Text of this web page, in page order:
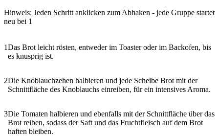
Hinweis: Jeden Schritt anklicken zum Abhaken - jede Gruppe startet
neu bei 1
1Das Brot leicht rösten, entweder im Toaster oder im Backofen, bis
es knusprig ist.
2Die Knoblauchzehen halbieren und jede Scheibe Brot mit der
Schnittfläche des Knoblauchs einreiben, für ein intensives Aroma.
3Die Tomaten halbieren und ebenfalls mit der Schnittfläche über das
Brot reiben, sodass der Saft und das Fruchtfleisch auf dem Brot
haften bleiben.